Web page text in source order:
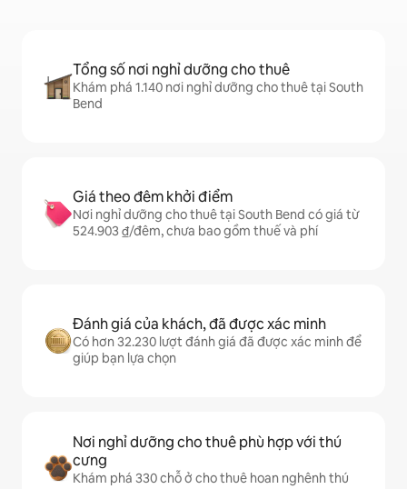
Tổng số nơi nghỉ dưỡng cho thuê
Khám phá 1.140 nơi nghỉ dưỡng cho thuê tại South
Bend
Giá theo đêm khởi điểm
Nơi nghỉ dưỡng cho thuê tại South Bend có giá từ
524.903 ₫/đêm, chưa bao gồm thuế và phí
Đánh giá của khách, đã được xác minh
Có hơn 32.230 lượt đánh giá đã được xác minh để
giúp bạn lựa chọn
Nơi nghỉ dưỡng cho thuê phù hợp với thú
cưng
Khám phá 330 chỗ ở cho thuê hoan nghênh thú